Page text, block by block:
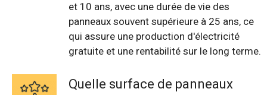
et 10 ans, avec une durée de vie des
panneaux souvent supérieure à 25 ans, ce
qui assure une production d'électricité
gratuite et une rentabilité sur le long terme.
Quelle surface de panneaux